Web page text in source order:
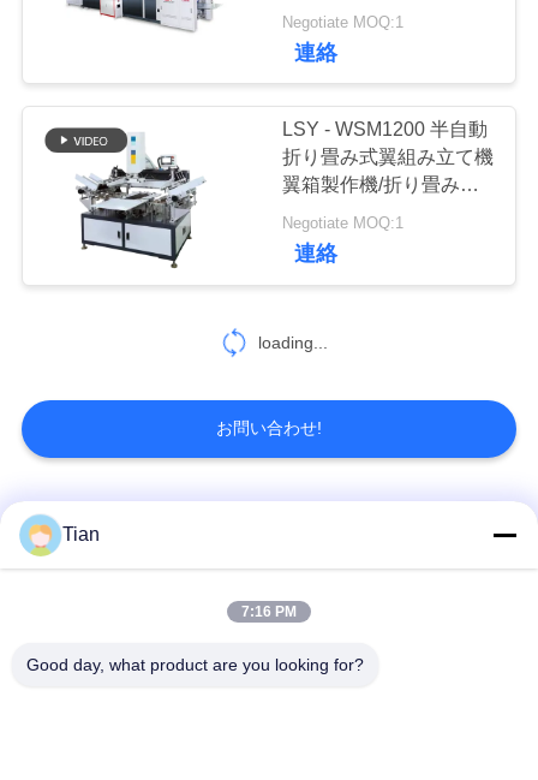
を
求
く
さ
い
地
図
プ
機械に溝を作るボー
ル紙
箱アセンブリ機械
5
箱の泡押す機械
12
製造機自動機ハードカバ
ー製造機ケースメーカー
Negotiate MOQ:1
連絡
LSY - WSM1200 半自動
折り畳み式翼組み立て機
翼箱製作機/折り畳み式
翼組み立て機/
Negotiate MOQ:1
連絡
loading...
お問い合わせ!
人気カテゴリ
機械を作る板紙箱
機械を作る自動紙箱 機械を作る自動場合
Tian
7:16 PM
Good day, what product are you looking for?